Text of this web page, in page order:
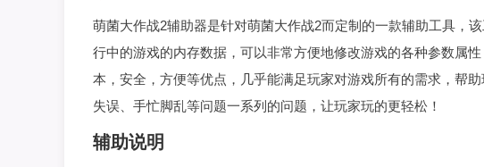
萌菌大作战2辅助器是针对萌菌大作战2而定制的一款辅助工具，
行中的游戏的内存数据，可以非常方便地修改游戏的各种参数属
本，安全，方便等优点，几乎能满足玩家对游戏所有的需求，帮
失误、手忙脚乱等问题一系列的问题，让玩家玩的更轻松！
辅助说明